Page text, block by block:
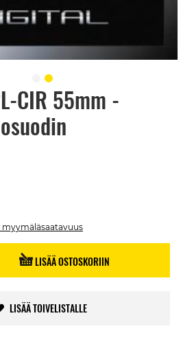
CIR 55mm -
myymäläsaatavuus
LISÄÄ OSTOSKORIIN
LISÄÄ TOIVELISTALLE